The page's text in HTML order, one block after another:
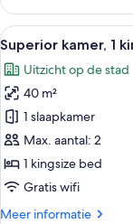
Twin
kamer,
niet-
roken
(Palace
View,
Premium)
Alle
foto's
voor
Superior
kamer,
1
kingsize
bed,
4
Superior kamer, 1
Uitzicht op de stad
40 m²
1 slaapkamer
Max. aantal: 2
1 kingsize bed
Gratis wifi
Meer informatie
Meer